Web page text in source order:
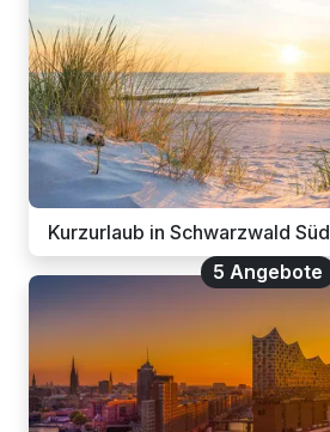
Kurzurlaub in Schwarzwald Süd
5 Angebote